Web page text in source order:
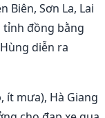
Biên, Sơn La, Lai
tỉnh đồng bằng
diễn ra
ít mưa), Hà Giang